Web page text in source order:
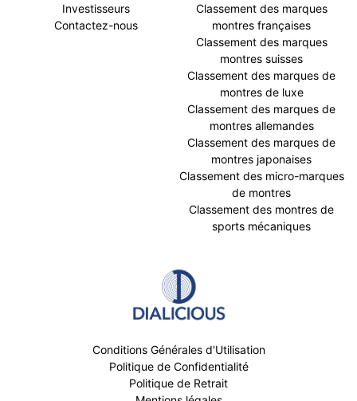
Investisseurs
Contactez-nous
Classement des marques
montres françaises
Classement des marques
montres suisses
Classement des marques de
montres de luxe
Classement des marques de
montres allemandes
Classement des marques de
montres japonaises
Classement des micro-marques
de montres
Classement des montres de
sports mécaniques
Conditions Générales d'Utilisation
Politique de Confidentialité
Politique de Retrait